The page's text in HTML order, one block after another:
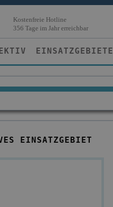
Kostenfreie Hotline
356 Tage im Jahr erreichbar
EINSATZGEBIETE
EINSATZGEBIET